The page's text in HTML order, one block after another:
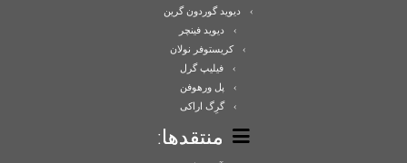
دیوید گوردون گرین
دیوید فینچر
کریستوفر نولان
فیلیپ گرل
پل ورهوفن
گرِگ اراکی
منتقدها: